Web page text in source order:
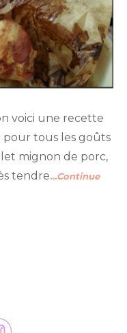
voici une recette
pour tous les goûts
mignon de porc,
tendre…Continue